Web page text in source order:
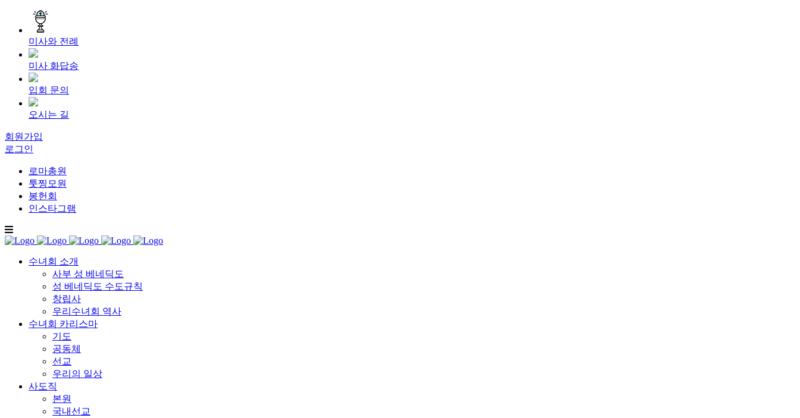
미사와 전례
미사 화답송
입회 문의
오시는 길
회원가입
로그인
로마총원
툿찡모원
봉헌회
인스타그램
수녀회 소개
사부 성 베네딕도
성 베네딕도 수도규칙
창립사
우리수녀회 역사
수녀회 카리스마
기도
공동체
선교
우리의 일상
사도직
본원
국내선교